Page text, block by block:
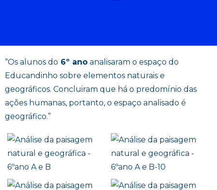
“Os alunos do 6º ano analisaram o espaço do
Educandinho sobre elementos naturais e
geográficos. Concluiram que há o predomínio das
ações humanas, portanto, o espaço analisado é
geográfico.”